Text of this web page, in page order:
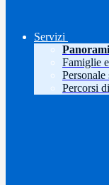
Servizi
Famiglie
Personale
Percorsi